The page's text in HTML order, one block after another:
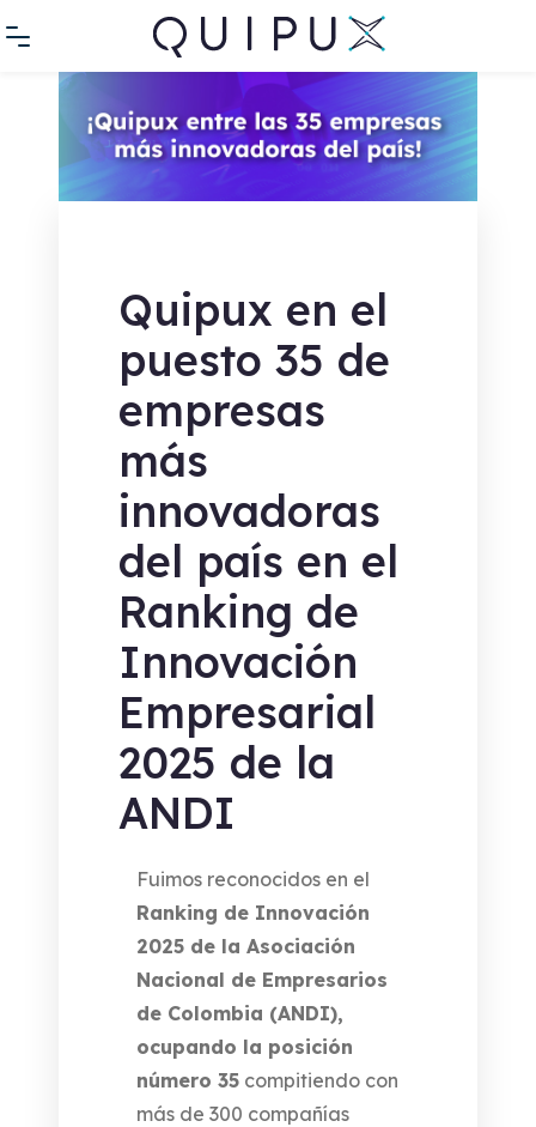
Quipux en el
puesto 35 de
empresas
más
innovadoras
del país en el
Ranking de
Innovación
Empresarial
2025 de la
ANDI
Fuimos reconocidos en el
Ranking de Innovación
2025 de la Asociación
Nacional de Empresarios
de Colombia (ANDI),
ocupando la posición
número 35 compitiendo con
más de 300 compañías